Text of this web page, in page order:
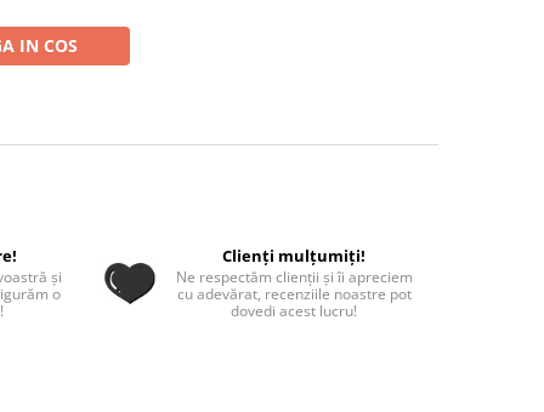
IN COS
și
o
Clienți mulțumiți!
Ne respectăm clienții și îi apreciem
cu adevărat, recenziile noastre pot
dovedi acest lucru!